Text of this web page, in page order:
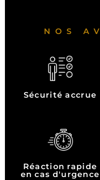
NOS
Sécurité accrue
Réaction rapide
en cas d'urgence